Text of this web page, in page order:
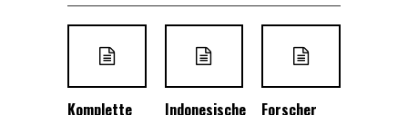
Komplette
Indonesische
Forscher